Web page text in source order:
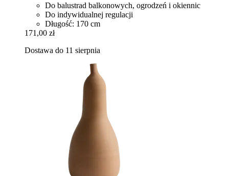
Do balustrad balkonowych, ogrodzeń i okiennic
Do indywidualnej regulacji
Długość: 170 cm
171,00 zł
Dostawa do 11 sierpnia